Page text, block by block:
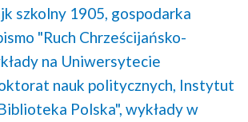
szkolny 1905, gospodarka
"Ruch Chrześcijańsko-
na Uniwersytecie
nauk politycznych, Instytut
Polska", wykłady w